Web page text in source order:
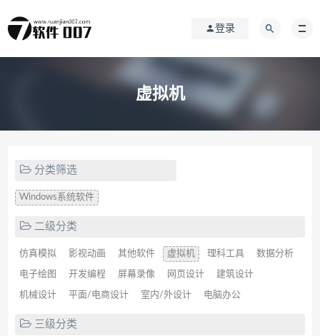
登录
虚拟机
分类筛选
Windows系统软件
二级分类
仿真模拟 影视动画 其他软件 虚拟机 理科工具 数据分析
电子绘图 开发编程 屏幕录像 网页设计 建筑设计
机械设计 平面/电商设计 室内/外设计 电脑办公
三级分类